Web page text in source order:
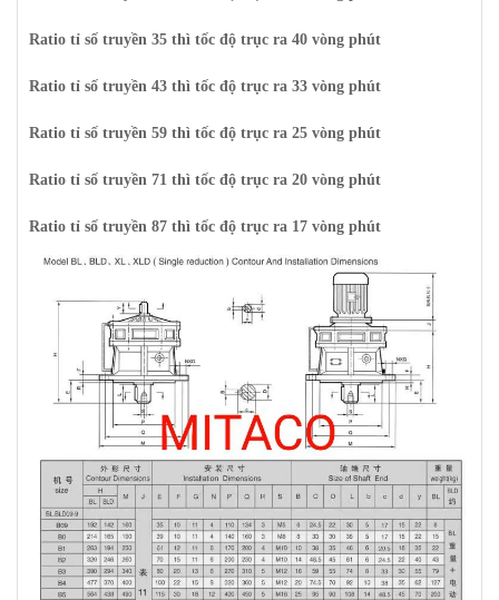
Ratio tỉ số truyền 35 thì tốc độ trục ra 40 vòng phút
Ratio tỉ số truyền 43 thì tốc độ trục ra 33 vòng phút
Ratio tỉ số truyền 59 thì tốc độ trục ra 25 vòng phút
Ratio tỉ số truyền 71 thì tốc độ trục ra 20 vòng phút
Ratio tỉ số truyền 87 thì tốc độ trục ra 17 vòng phút